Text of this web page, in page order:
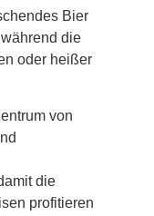
Bier
die
oder heißer
von
die
profitieren